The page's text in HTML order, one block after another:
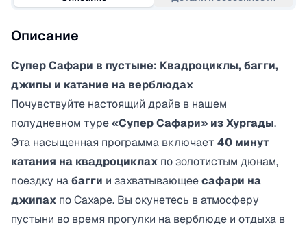
Описание
Супер Сафари в пустыне: Квадроциклы, багги,
джипы и катание на верблюдах
Почувствуйте настоящий драйв в нашем
полудневном туре«Супер Сафари» из Хургады.
Эта насыщенная программа включает 40 минут
катания на квадроциклах по золотистым дюнам,
поездку набагги и захватывающеесафари на
джипах по Сахаре. Вы окунетесь в атмосферу
пустыни во время прогулки на верблюде и отдыха в